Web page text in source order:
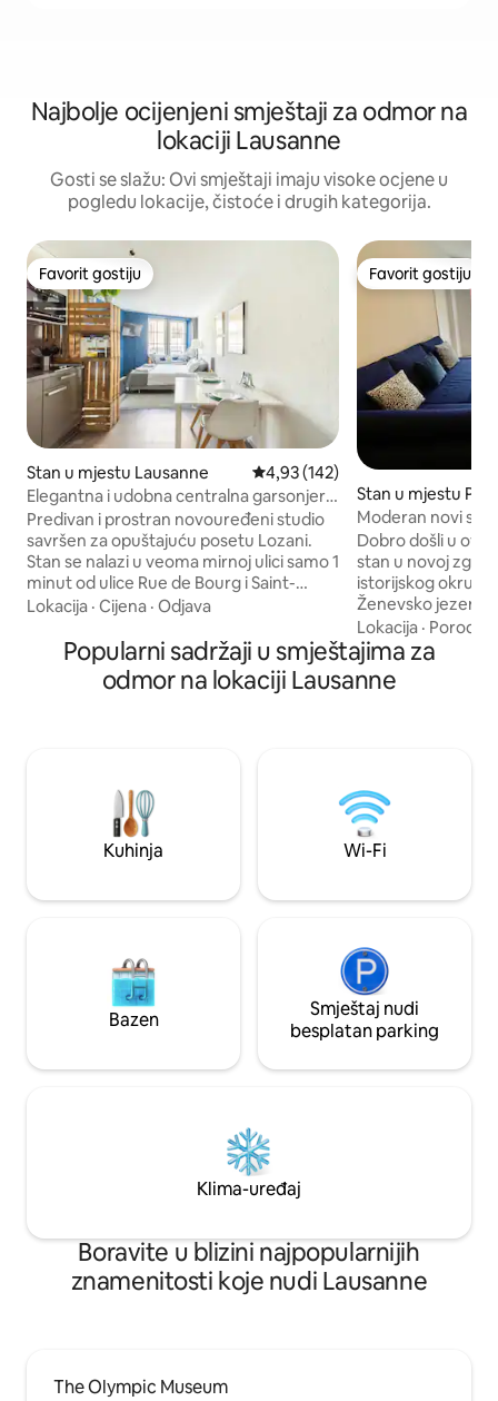
Najbolje ocijenjeni smještaji za odmor na
lokaciji Lausanne
Gosti se slažu: Ovi smještaji imaju visoke ocjene u
pogledu lokacije, čistoće i drugih kategorija.
Favorit gostiju
Favorit gostiju
Stan u mjestu Lausanne prosječna ocjena 4,93 od 5,
4,93 (142)
Elegantna i udobna centralna garsonjera
idealna za duži boravak
Predivan i prostran novouređeni studio
savršen za opuštajuću posetu Lozani.
Stan se nalazi u veoma mirnoj ulici samo 1
minut od ulice Rue de Bourg i Saint-
François (restorani, barovi, prodavnice)
supermarketa (Coop, Aldi, Lidl). Sve
autobuske linije gradonačelnika i stanica
metroa Bessičres (m2) nalaze se na 2
Lokacija · Cijena · Odjava
Favorit gostiju
Favorit gostiju
Stan u mjestu
Moderan novi
Dobro došli u
stan u novoj
istorijskog
Ženevsko jezero
nekoliko minuta
kombinovati
stan sa odličnom
udaljena samo
u Lozani ili oko
Lokacija · Porodica
Popularni sadržaji u smještajima za
odmor na lokaciji Lausanne
Kuhinja Wi-Fi
Bazen
Smještaj nudi
besplatan parking
Klima-uređaj
Boravite u blizini najpopularnijih
znamenitosti koje nudi Lausanne
The Olympic Museum